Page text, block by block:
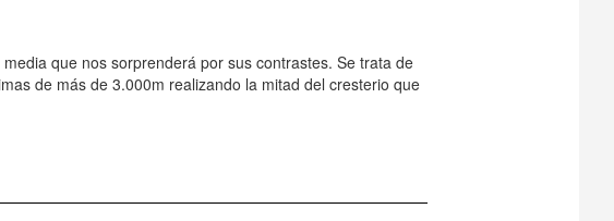
que nos sorprenderá por sus contrastes. Se trata de
de más de 3.000m realizando la mitad del cresterio que